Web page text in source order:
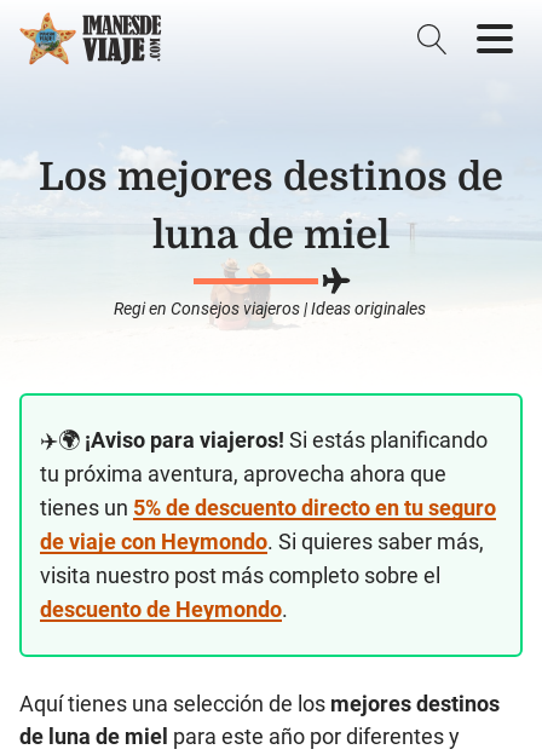
Los mejores destinos de
luna de miel
Regien Consejos viajeros|Ideas originales
✈️🌍 ¡Aviso para viajeros! Si estás planificando
tu próxima aventura, aprovecha ahora que
tienes un 5% de descuento directo en tu seguro
de viaje con Heymondo. Si quieres saber más,
visita nuestro post más completo sobre el
descuento de Heymondo.
Aquí tienes una selección de los mejores destinos
de luna de miel para este año por diferentes y